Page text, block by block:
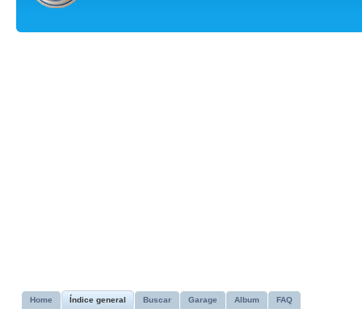
Home Índice general Buscar Garage Album FAQ